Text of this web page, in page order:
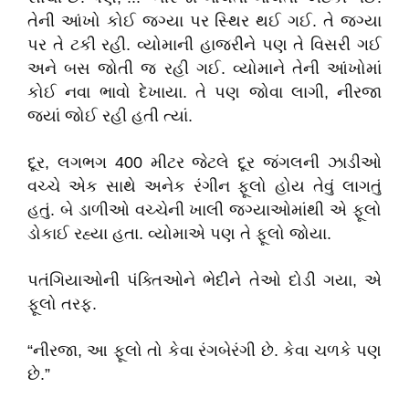
તેની આંખો કોઈ જગ્યા પર સ્થિર થઈ ગઈ. તે જગ્યા
પર તે ટકી રહી. વ્યોમાની હાજરીને પણ તે વિસરી ગઈ
અને બસ જોતી જ રહી ગઈ. વ્યોમાને તેની આંખોમાં
કોઈ નવા ભાવો દેખાયા. તે પણ જોવા લાગી, નીરજા
જ્યાં જોઈ રહી હતી ત્યાં.
દૂર, લગભગ 400 મીટર જેટલે દૂર જંગલની ઝાડીઓ
વચ્ચે એક સાથે અનેક રંગીન ફૂલો હોય તેવું લાગતું
હતું. બે ડાળીઓ વચ્ચેની ખાલી જગ્યાઓમાંથી એ ફૂલો
ડોકાઈ રહ્યા હતા. વ્યોમાએ પણ તે ફૂલો જોયા.
પતંગિયાઓની પંક્તિઓને ભેદીને તેઓ દોડી ગયા, એ
ફૂલો તરફ.
“નીરજા, આ ફૂલો તો કેવા રંગબેરંગી છે. કેવા ચળકે પણ
છે.”